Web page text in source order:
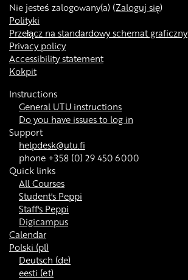
Nie jesteś zalogowany(a) (Zaloguj się)
Polityki
Przełącz na standardowy schemat graficzny
Privacy policy
Accessibility statement
Kokpit
Instructions
General UTU instructions
Do you have issues to log in
Support
helpdesk@utu.fi
phone +358 (0) 29 450 6000
Quick links
All Courses
Student's Peppi
Staff's Peppi
Digicampus
Calendar
Polski ‎(pl)‎
Deutsch ‎(de)‎
eesti ‎(et)‎